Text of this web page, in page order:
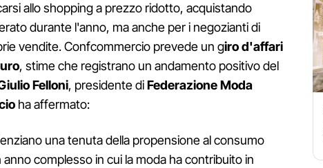
allo shopping a prezzo ridotto, acquistando
durante l'anno, ma anche per i negozianti di
vendite. Confcommercio prevede un giro d'affari
, stime che registrano un andamento positivo del
Felloni, presidente diFederazione Moda
ha affermato:
una tenuta della propensione al consumo
anno complesso in cui la moda ha contribuito in